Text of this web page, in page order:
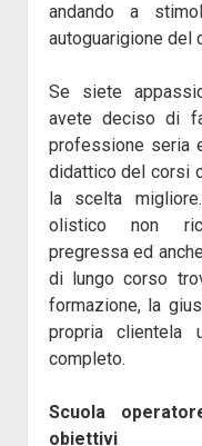
andando a
autoguarigione del
Se siete
avete deciso di
professione seria
didattico del corsi
la scelta
olistico non
pregressa ed
di lungo corso
formazione, la
propria clientela
completo.
Scuola
obiettivi